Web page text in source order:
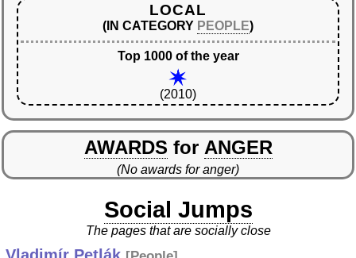
LOCAL
(IN CATEGORY PEOPLE)
Top 1000 of the year
(2010)
AWARDS for ANGER
(No awards for anger)
Social Jumps
The pages that are socially close